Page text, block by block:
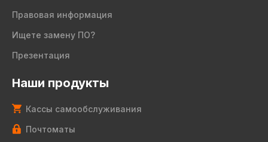
Правовая информация
Ищете замену ПО?
Презентация
Наши продукты
Кассы самообслуживания
Почтоматы